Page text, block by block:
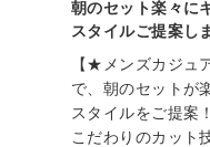
朝のセット楽々に
スタイルご提案し
【★メンズカジュ
で、朝のセットが
スタイルをご提案
こだわりのカット